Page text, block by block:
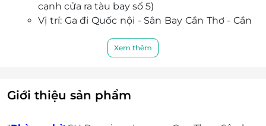
Lounge Can Tho hứa hẹn làm hài lòng mọi quý
khách hàng.
cạnh cửa ra tàu bay số 5)
Vị trí: Ga đi Quốc nội - Sân Bay Cần Thơ - Cần
Khách hàng được sử dụng mọi dịch vụ tại
Không chấp nhận Voucher ưu đãi quá hạn
sử dụng hoặc trạng thái “Đã sử dụng”.
Xem thêm
Giới thiệu sản phẩm